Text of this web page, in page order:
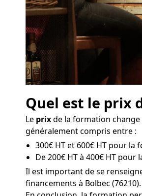
Quel est le prix
Le prixde la formation
généralement compris entre :
300€ HT et 600€ HT pour
De 200€ HT à 400€ HT
Il est important de se
financements à Bolbec (76210).